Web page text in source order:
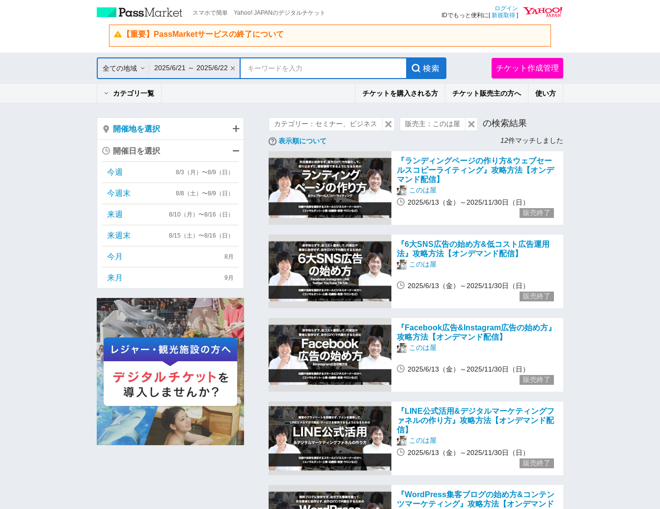
スマホで簡単 Yahoo! JAPANのデジタルチケット
ログイン
IDでもっと便利に[新規取得 ]
【重要】PassMarketサービスの終了について
全ての地域 2025/6/21 ～ 2025/6/22 キーワードを入力 チケット作成管理
カテゴリ一覧 チケットを購入される方 チケット販売主の方へ 使い方
カテゴリー：セミナー、ビジネス 販売主：このは屋 の検索結果
表示順について 12件マッチしました
『ランディングページの作り方&ウェブセー
ルスコピーライティング』攻略方法【オンデ
マンド配信】
このは屋
2025/6/13（金）～2025/11/30日（日）
販売終了
『6大SNS広告の始め方&低コスト広告運用
法』攻略方法【オンデマンド配信】
このは屋
2025/6/13（金）～2025/11/30日（日）
販売終了
『Facebook広告&Instagram広告の始め方』
攻略方法【オンデマンド配信】
このは屋
2025/6/13（金）～2025/11/30日（日）
販売終了
『LINE公式活用&デジタルマーケティングフ
ァネルの作り方』攻略方法【オンデマンド配
信】
このは屋
2025/6/13（金）～2025/11/30日（日）
販売終了
『WordPress集客ブログの始め方&コンテン
ツマーケティング』攻略方法【オンデマンド
開催地を選択
開催日を選択
今週 8/3（月）〜8/9（日）
今週末 8/8（土）〜8/9（日）
来週 8/10（月）〜8/16（日）
来週末 8/15（土）〜8/16（日）
今月 8月
来月 9月